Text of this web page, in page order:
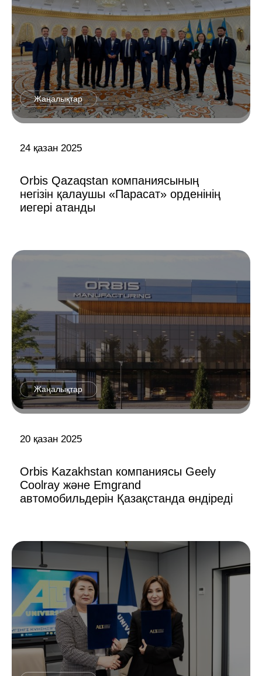
Жаңалықтар
24 қазан 2025
Orbis Qazaqstan компаниясының
негізін қалаушы «Парасат» орденінің
иегері атанды
Жаңалықтар
20 қазан 2025
Orbis Kazakhstan компаниясы Geely
Coolray және Emgrand
автомобильдерін Қазақстанда өндіреді